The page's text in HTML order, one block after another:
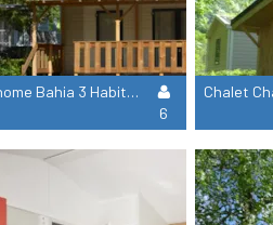
Mobilhome Bahia 3 Habitaciones - Sábado
6
Chalet